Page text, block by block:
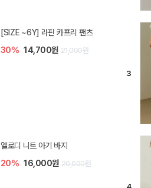
[SIZE ~6Y] 라핀 카프리 팬츠
30% 14,700원 21,000원
엘로디 니트 아기 바지
20% 16,000원 20,000원